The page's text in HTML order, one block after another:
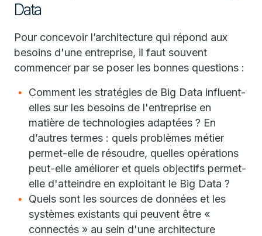
Data
Pour concevoir l’architecture qui répond aux
besoins d'une entreprise, il faut souvent
commencer par se poser les bonnes questions :
Comment les stratégies de Big Data influent-
elles sur les besoins de l'entreprise en
matière de technologies adaptées ? En
d’autres termes : quels problèmes métier
permet-elle de résoudre, quelles opérations
peut-elle améliorer et quels objectifs permet-
elle d'atteindre en exploitant le Big Data ?
Quels sont les sources de données et les
systèmes existants qui peuvent être «
connectés » au sein d'une architecture